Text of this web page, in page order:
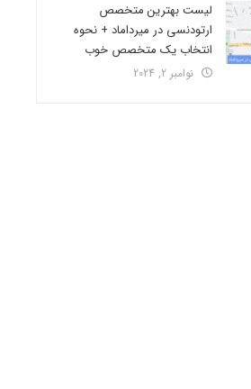
لیست بهترین متخصص
ارتودنسی در میرداماد + نحوه
انتخاب یک متخصص خوب
نوامبر 2, 2024